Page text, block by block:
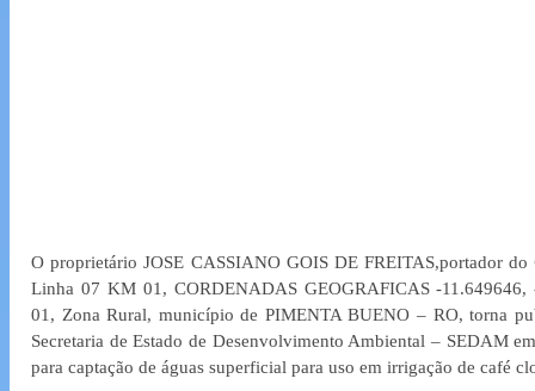
O proprietário JOSE CASSIANO GOIS DE FREITAS,portador do
Linha 07 KM 01, CORDENADAS GEOGRAFICAS -
01, Zona Rural, município de PIMENTA BUENO – RO, torna
Secretaria de Estado de Desenvolvimento Ambiental – SEDAM
para captação de águas superficial para uso em irrigação de café